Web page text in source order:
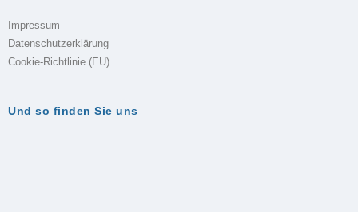
Impressum
Datenschutzerklärung
Cookie-Richtlinie (EU)
Und so finden Sie uns